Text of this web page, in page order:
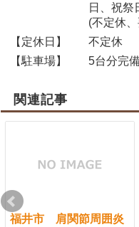
日、祝祭
(不定休
【定休日】
不定休
【駐車場】
5台分完
関連記事
福井市 肩関節周囲炎